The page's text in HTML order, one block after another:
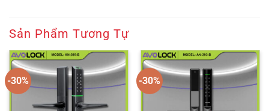
Sản Phẩm Tương Tự
-30% -30%